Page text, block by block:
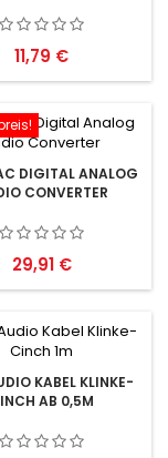
Preis
11,79 €
DIGITAL ANALOG
CONVERTER
Preis
29,91 €
KABEL KLINKE-
AB 0,5M